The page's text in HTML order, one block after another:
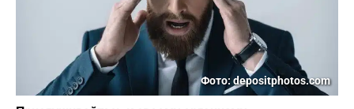
Фото: depositphotos.com